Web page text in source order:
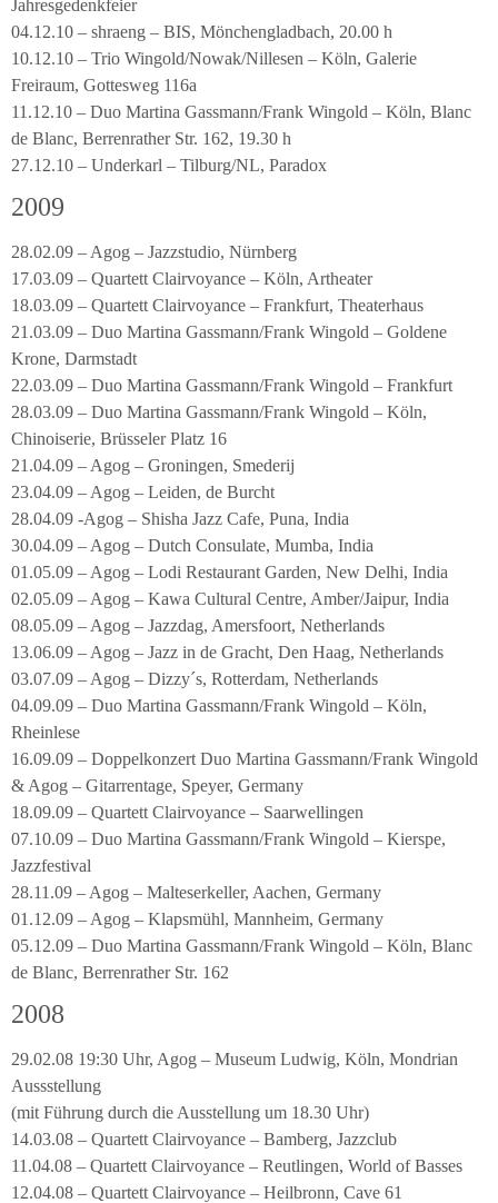
Jahresgedenkfeier
04.12.10 – shraeng – BIS, Mönchengladbach, 20.00 h
10.12.10 – Trio Wingold/Nowak/Nillesen – Köln, Galerie
Freiraum, Gottesweg 116a
11.12.10 – Duo Martina Gassmann/Frank Wingold – Köln, Blanc
de Blanc, Berrenrather Str. 162, 19.30 h
27.12.10 – Underkarl – Tilburg/NL, Paradox
2009
28.02.09 – Agog – Jazzstudio, Nürnberg
17.03.09 – Quartett Clairvoyance – Köln, Artheater
18.03.09 – Quartett Clairvoyance – Frankfurt, Theaterhaus
21.03.09 – Duo Martina Gassmann/Frank Wingold – Goldene
Krone, Darmstadt
22.03.09 – Duo Martina Gassmann/Frank Wingold – Frankfurt
28.03.09 – Duo Martina Gassmann/Frank Wingold – Köln,
Chinoiserie, Brüsseler Platz 16
21.04.09 – Agog – Groningen, Smederij
23.04.09 – Agog – Leiden, de Burcht
28.04.09 -Agog – Shisha Jazz Cafe, Puna, India
30.04.09 – Agog – Dutch Consulate, Mumba, India
01.05.09 – Agog – Lodi Restaurant Garden, New Delhi, India
02.05.09 – Agog – Kawa Cultural Centre, Amber/Jaipur, India
08.05.09 – Agog – Jazzdag, Amersfoort, Netherlands
13.06.09 – Agog – Jazz in de Gracht, Den Haag, Netherlands
03.07.09 – Agog – Dizzy´s, Rotterdam, Netherlands
04.09.09 – Duo Martina Gassmann/Frank Wingold – Köln,
Rheinlese
16.09.09 – Doppelkonzert Duo Martina Gassmann/Frank Wingold
& Agog – Gitarrentage, Speyer, Germany
18.09.09 – Quartett Clairvoyance – Saarwellingen
07.10.09 – Duo Martina Gassmann/Frank Wingold – Kierspe,
Jazzfestival
28.11.09 – Agog – Malteserkeller, Aachen, Germany
01.12.09 – Agog – Klapsmühl, Mannheim, Germany
05.12.09 – Duo Martina Gassmann/Frank Wingold – Köln, Blanc
de Blanc, Berrenrather Str. 162
2008
29.02.08 19:30 Uhr, Agog – Museum Ludwig, Köln, Mondrian
Aussstellung
(mit Führung durch die Ausstellung um 18.30 Uhr)
14.03.08 – Quartett Clairvoyance – Bamberg, Jazzclub
11.04.08 – Quartett Clairvoyance – Reutlingen, World of Basses
12.04.08 – Quartett Clairvoyance – Heilbronn, Cave 61